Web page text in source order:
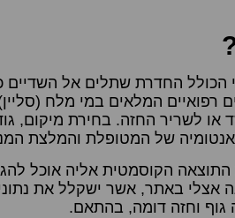
הכולל החדרת שתלים אל השדיים
רפואיים המלאים במי מלח
לשריר החזה. בחירת מיקום,
של המטופלת והמלצת
הקוסמטית אליה אוכל
אצלי באתר, אשר ישקלל את
גוף וחזה דומה, בהתאם.